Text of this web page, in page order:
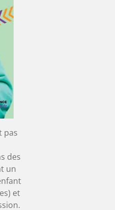
pas
des
un
et